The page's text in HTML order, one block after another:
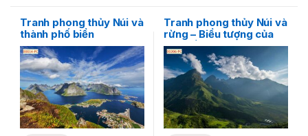
Tranh phong thủy Núi và
thành phố biển
Tranh phong thủy Núi và
rừng – Biểu tượng của
sức sống và sự trường
tồn